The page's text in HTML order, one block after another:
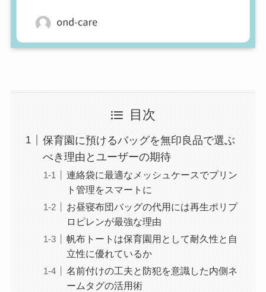
目次
保育園に預けるバッグを無印良品で選ぶ
べき理由とユーザーの期待
連絡袋に最適なメッシュケースでプリン
ト管理をスマートに
お昼寝布団バッグの代用には再生ポリプ
ロピレンが最強な理由
帆布トートは保育園用として耐久性と自
立性に優れているか
名前付けの工夫と防犯を意識した内側ネ
ームタグの活用術